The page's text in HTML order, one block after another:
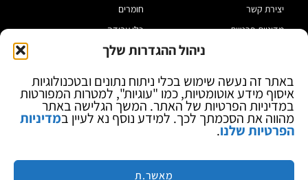
ניהול ההגדרות שלך
באתר זה נעשה שימוש בכלי ניתוח נתונים ובטכנולוגיות
איסוף מידע אוטומטיות, כמו "עוגיות", למטרות המפורטות
במדיניות הפרטיות של האתר. המשך הגלישה באתר
מהווה את הסכמתך לכך. למידע נוסף נא לעיין במדיניות
הפרטיות שלנו.
מאשר.ת
יצירת קשר
מדיניות פרטיות
בלוג
חומרים
כלי עבודה
מוצרי הלחמה
ספקי כח ומודדים
ציוד אופטי להגדלה
מותגים